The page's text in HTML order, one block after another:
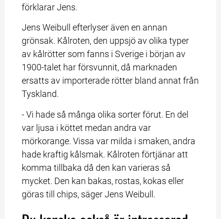
förklarar Jens.
Jens Weibull efterlyser även en annan
grönsak. Kålroten, den uppsjö av olika typer
av kålrötter som fanns i Sverige i början av
1900-talet har försvunnit, då marknaden
ersatts av importerade rötter bland annat från
Tyskland.
- Vi hade så många olika sorter förut. En del
var ljusa i köttet medan andra var
mörkorange. Vissa var milda i smaken, andra
hade kraftig kålsmak. Kålroten förtjänar att
komma tillbaka då den kan varieras så
mycket. Den kan bakas, rostas, kokas eller
göras till chips, säger Jens Weibull.